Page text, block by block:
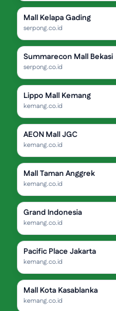
Mall Kelapa Gading
serpong.co.id
Summarecon Mall Bekasi
serpong.co.id
Lippo Mall Kemang
kemang.co.id
AEON Mall JGC
kemang.co.id
Mall Taman Anggrek
kemang.co.id
Grand Indonesia
kemang.co.id
Pacific Place Jakarta
kemang.co.id
Mall Kota Kasablanka
kemang.co.id